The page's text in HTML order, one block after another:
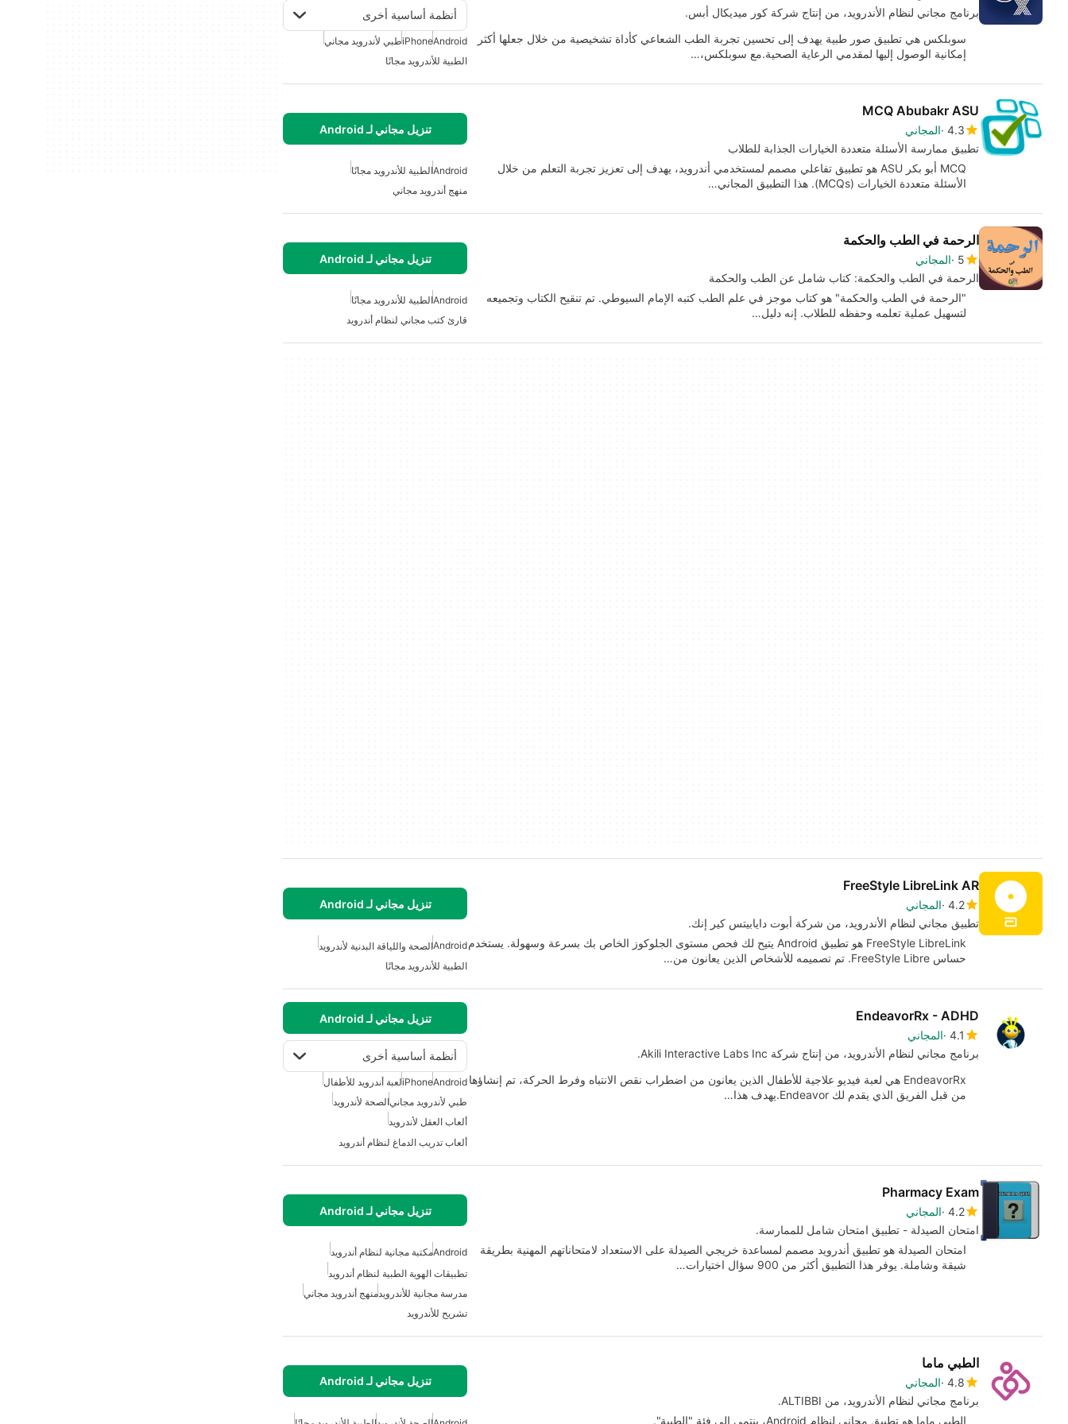
برنامج مجاني لنظام الأندرويد، من إنتاج شركة كور ميديكال أبس.
أنظمة أساسية أخرى
سوبلكس هي تطبيق صور طبية يهدف إلى تحسين تجربة الطب الشعاعي كأداة تشخيصية من خلال جعلها أكثر
إمكانية الوصول إليها لمقدمي الرعاية الصحية.مع سوبلكس،…
Android
iPhoneطبي لأندرويد مجاني
الطبية للأندرويد مجانًا
MCQ Abubakr ASU
4.3 المجاني
تطبيق ممارسة الأسئلة متعددة الخيارات الجذابة للطلاب
تنزيل مجاني لـ Android
MCQ أبو بكر ASU هو تطبيق تفاعلي مصمم لمستخدمي أندرويد، يهدف إلى تعزيز تجربة التعلم من خلال
الأسئلة متعددة الخيارات (MCQs). هذا التطبيق المجاني…
Androidالطبية للأندرويد مجانًا
منهج أندرويد مجاني
الرحمة في الطب والحكمة
5 المجاني
الرحمة في الطب والحكمة: كتاب شامل عن الطب والحكمة
تنزيل مجاني لـ Android
"الرحمة في الطب والحكمة" هو كتاب موجز في علم الطب كتبه الإمام السيوطي. تم تنقيح الكتاب وتجميعه
لتسهيل عملية تعلمه وحفظه للطلاب. إنه دليل…
Androidالطبية للأندرويد مجانًا
قارئ كتب مجاني لنظام أندرويد
FreeStyle LibreLink AR
4.2 المجاني
تطبيق مجاني لنظام الأندرويد، من شركة أبوت دايابيتس كير إنك.
تنزيل مجاني لـ Android
FreeStyle LibreLink هو تطبيق Android يتيح لك فحص مستوى الجلوكوز الخاص بك بسرعة وسهولة. يستخدم
حساس FreeStyle Libre. تم تصميمه للأشخاص الذين يعانون من…
Androidالصحة واللياقة البدنية لأندرويد
الطبية للأندرويد مجانًا
EndeavorRx - ADHD
4.1 المجاني
برنامج مجاني لنظام الأندرويد، من إنتاج شركة Akili Interactive Labs Inc.
تنزيل مجاني لـ Android
أنظمة أساسية أخرى
EndeavorRx هي لعبة فيديو علاجية للأطفال الذين يعانون من اضطراب نقص الانتباه وفرط الحركة، تم إنشاؤها
من قبل الفريق الذي يقدم لك Endeavor.يهدف هذا…
Android
iPhoneلعبة أندرويد للأطفال
طبي لأندرويد مجانيالصحة لأندرويد
ألعاب العقل لأندرويد
ألعاب تدريب الدماغ لنظام أندرويد
Pharmacy Exam
4.2 المجاني
امتحان الصيدلة - تطبيق امتحان شامل للممارسة.
تنزيل مجاني لـ Android
امتحان الصيدلة هو تطبيق أندرويد مصمم لمساعدة خريجي الصيدلة على الاستعداد لامتحاناتهم المهنية بطريقة
شيقة وشاملة. يوفر هذا التطبيق أكثر من 900 سؤال اختيارات…
Androidمكتبة مجانية لنظام أندرويد
تطبيقات الهوية الطبية لنظام أندرويد
مدرسة مجانية للأندرويدمنهج أندرويد مجاني
تشريح للأندرويد
الطبي ماما
4.8 المجاني
برنامج مجاني لنظام الأندرويد، من ALTIBBI.
تنزيل مجاني لـ Android
الطبي ماما هو تطبيق مجاني لنظام Android، ينتمي إلى فئة "الطبية".